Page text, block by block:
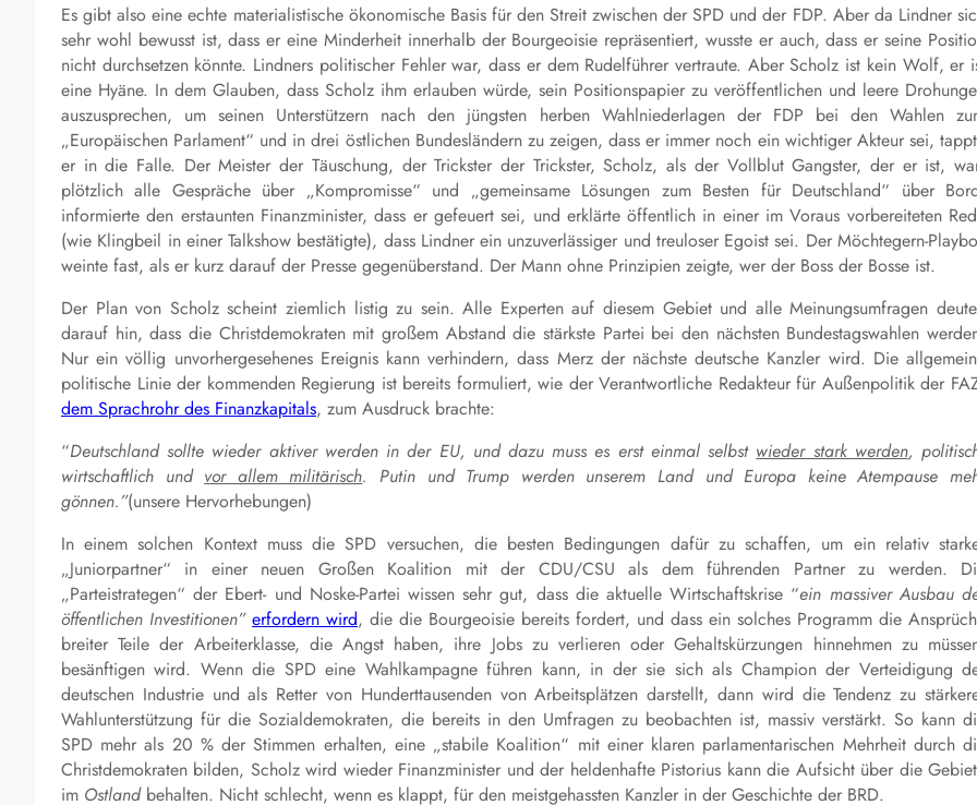
Es gibt also eine echte materialistische ökonomische Basis für den Streit zwischen der SPD und der FDP. Aber da Lindner
sehr wohl bewusst ist, dass er eine Minderheit innerhalb der Bourgeoisie repräsentiert, wusste er auch, dass er seine
nicht durchsetzen könnte. Lindners politischer Fehler war, dass er dem Rudelführer vertraute. Aber Scholz ist kein Wolf, er
eine Hyäne. In dem Glauben, dass Scholz ihm erlauben würde, sein Positionspapier zu veröffentlichen und leere
auszusprechen, um seinen Unterstützern nach den jüngsten herben Wahlniederlagen der FDP bei den Wahlen
„Europäischen Parlament“ und in drei östlichen Bundesländern zu zeigen, dass er immer noch ein wichtiger Akteur sei,
er in die Falle. Der Meister der Täuschung, der Trickster der Trickster, Scholz, als der Vollblut Gangster, der er ist,
plötzlich alle Gespräche über „Kompromisse“ und „gemeinsame Lösungen zum Besten für Deutschland“ über
informierte den erstaunten Finanzminister, dass er gefeuert sei, und erklärte öffentlich in einer im Voraus vorbereiteten
(wie Klingbeil in einer Talkshow bestätigte), dass Lindner ein unzuverlässiger und treuloser Egoist sei. Der Möchtegern-
weinte fast, als er kurz darauf der Presse gegenüberstand. Der Mann ohne Prinzipien zeigte, wer der Boss der Bosse ist.
Der Plan von Scholz scheint ziemlich listig zu sein. Alle Experten auf diesem Gebiet und alle Meinungsumfragen
darauf hin, dass die Christdemokraten mit großem Abstand die stärkste Partei bei den nächsten Bundestagswahlen
Nur ein völlig unvorhergesehenes Ereignis kann verhindern, dass Merz der nächste deutsche Kanzler wird. Die
politische Linie der kommenden Regierung ist bereits formuliert, wie derVerantwortliche Redakteur für Außenpolitikder
dem Sprachrohr des Finanzkapitals, zum Ausdruck brachte:
“Deutschland sollte wieder aktiver werden in der EU, und dazu muss es erst einmal selbst wieder stark werden,
wirtschaftlich und vor allem militärisch. Putin und Trump werden unserem Land und Europa keine Atempause
gönnen.”(unsere Hervorhebungen)
In einem solchen Kontext muss die SPD versuchen, die besten Bedingungen dafürzu schaffen, um ein relativ
„Juniorpartner“ in einer neuen Großen Koalition mit der CDU/CSU als dem führenden Partner zu werden.
„Parteistrategen“ der Ebert- und Noske-Partei wissen sehr gut, dass die aktuelle Wirtschaftskrise “ein massiver Ausbau
öffentlichen Investitionen” erfordern wird, die die Bourgeoisie bereits fordert, und dass ein solches Programm die
breiter Teile der Arbeiterklasse, die Angst haben, ihre Jobs zu verlieren oder Gehaltskürzungen hinnehmen zu
besänftigen wird. Wenn die SPD eine Wahlkampagne führen kann, in der sie sich als Champion der Verteidigung
deutschen Industrie und als Retter von Hunderttausenden von Arbeitsplätzen darstellt, dann wird die Tendenz zu
Wahlunterstützung für die Sozialdemokraten, die bereits in den Umfragen zu beobachten ist, massiv verstärkt. So kann
SPD mehr als 20 % der Stimmen erhalten, eine „stabile Koalition“ mit einer klaren parlamentarischen Mehrheit durch
Christdemokraten bilden, Scholz wird wieder Finanzminister und der heldenhafte Pistorius kann die Aufsicht über die
im Ostlandbehalten. Nicht schlecht, wenn es klappt, für den meistgehassten Kanzler in der Geschichte der BRD.